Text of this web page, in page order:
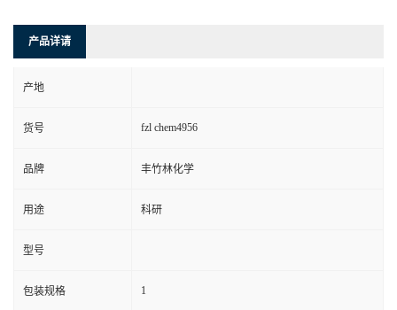
产品详请
产地
货号 fzl chem4956
品牌 丰竹林化学
用途 科研
型号
包装规格 1